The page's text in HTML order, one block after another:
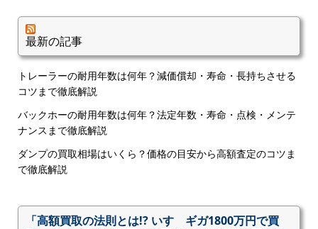
最新の記事
トレーラーの耐用年数は何年？減価償却・寿命・長持ちさせる
コツまで徹底解説
バックホーの耐用年数は何年？法定年数・寿命・点検・メンテ
ナンスまで徹底解説
ダンプの買取相場はいくら？価格の目安から高額査定のコツま
で徹底解説
「高額買取の法則とは!? いすゞギガ1800万円で買